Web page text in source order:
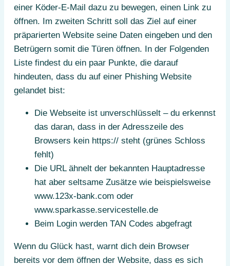
einer Köder-E-Mail dazu zu bewegen, einen Link zu
öffnen. Im zweiten Schritt soll das Ziel auf einer
präparierten Website seine Daten eingeben und den
Betrügern somit die Türen öffnen. In der Folgenden
Liste findest du ein paar Punkte, die darauf
hindeuten, dass du auf einer Phishing Website
gelandet bist:
Die Webseite ist unverschlüsselt – du erkennst
das daran, dass in der Adresszeile des
Browsers kein https:// steht (grünes Schloss
fehlt)
Die URL ähnelt der bekannten Hauptadresse
hat aber seltsame Zusätze wie beispielsweise
www.123x-bank.com oder
www.sparkasse.servicestelle.de
Beim Login werden TAN Codes abgefragt
Wenn du Glück hast, warnt dich dein Browser
bereits vor dem öffnen der Website, dass es sich